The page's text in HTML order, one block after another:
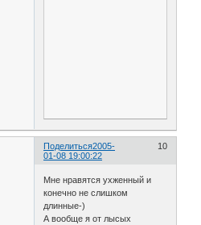
Поделиться 10
2005-
01-08 19:00:22
Мне нравятся ухженный и
конечно не слишком
длинные-)
А вообще я от лысых